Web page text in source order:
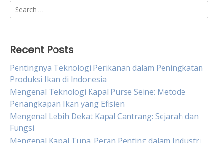
Search
for:
Recent Posts
Pentingnya Teknologi Perikanan dalam Peningkatan
Produksi Ikan di Indonesia
Mengenal Teknologi Kapal Purse Seine: Metode
Penangkapan Ikan yang Efisien
Mengenal Lebih Dekat Kapal Cantrang: Sejarah dan
Fungsi
Mengenal Kapal Tuna: Peran Penting dalam Industri